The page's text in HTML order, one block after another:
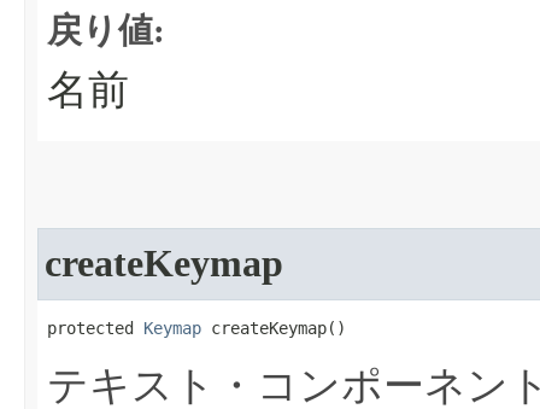
戻り値:
名前
createKeymap
protected Keymap createKeymap​()
テキスト・コンポーネン